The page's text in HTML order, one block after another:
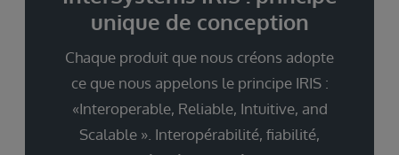
unique de conception
Chaque produit que nous créons adopte
ce que nous appelons le principe IRIS :
«Interoperable, Reliable, Intuitive, and
Scalable ». Interopérabilité, fiabilité,